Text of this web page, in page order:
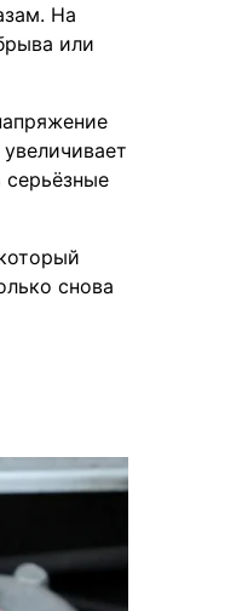
На
или
снова